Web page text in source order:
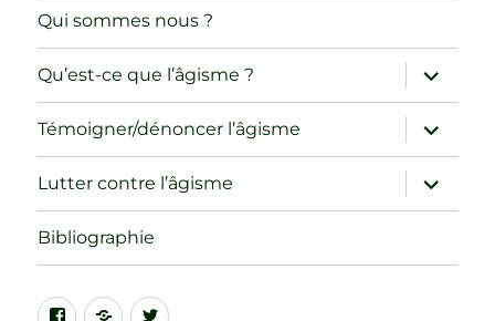
Qui sommes nous ?
Qu’est-ce que l’âgisme ?
ouvrir
le
sous-
menu
Témoigner/dénoncer l’âgisme
ouvrir
le
sous-
menu
Lutter contre l’âgisme
ouvrir
le
sous-
Bibliographie
Facebook
CIF- Twitter